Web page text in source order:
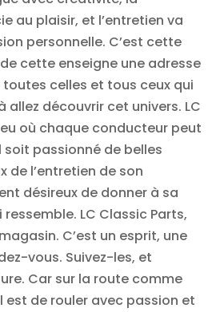
au plaisir, et l’entretien va
personnelle. C’est cette
cette enseigne une adresse
celles et tous ceux qui
allez découvrir cet univers. LC
où chaque conducteur peut
soit passionné de belles
de l’entretien de son
désireux de donner à sa
LC Classic Parts,
C’est un esprit, une
vous. Suivez-les, et
Car sur la route comme
est de rouler avec passion et